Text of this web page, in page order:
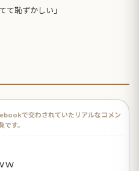
て恥ずかしい」
で交わされていたリアルなコメン
です。
ｗ